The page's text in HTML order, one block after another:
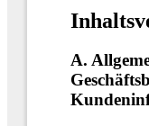
A.